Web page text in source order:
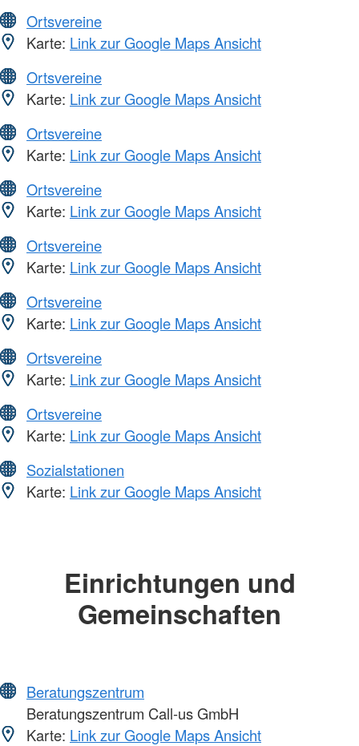
Ortsvereine
Karte: Link zur Google Maps Ansicht
Ortsvereine
Karte: Link zur Google Maps Ansicht
Ortsvereine
Karte: Link zur Google Maps Ansicht
Ortsvereine
Karte: Link zur Google Maps Ansicht
Ortsvereine
Karte: Link zur Google Maps Ansicht
Ortsvereine
Karte: Link zur Google Maps Ansicht
Ortsvereine
Karte: Link zur Google Maps Ansicht
Ortsvereine
Karte: Link zur Google Maps Ansicht
Sozialstationen
Karte: Link zur Google Maps Ansicht
Einrichtungen und
Gemeinschaften
Beratungszentrum
Beratungszentrum Call-us GmbH
Karte: Link zur Google Maps Ansicht